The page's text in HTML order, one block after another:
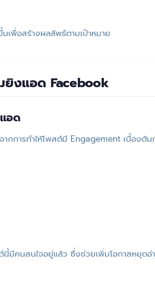
เพื่อสร้างผลลัพธ์ตามเป้าหมาย
ยิงแอด Facebook
อด
กการทำให้โพสต์มี Engagement เบื้องต้
มีคนสนใจอยู่แล้ว ซึ่งช่วยเพิ่มโอกาสหยุดอ่